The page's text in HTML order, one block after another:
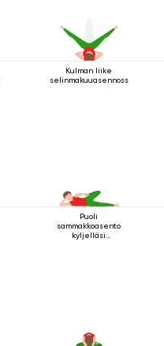
Kulman liike
selinmakuuasennossa
Puoli
sammakkoasento
kyljelläsi